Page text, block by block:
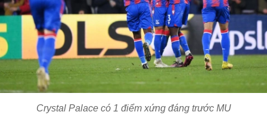
Crystal Palace có 1 điểm xứng đáng trước MU